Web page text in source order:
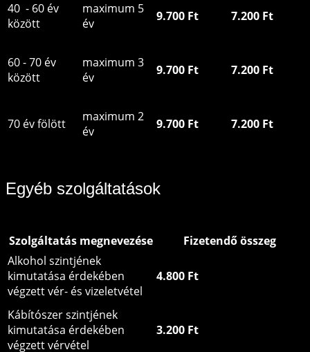
40 - 60 év
között
maximum 5
év
9.700 Ft 7.200 Ft
60 - 70 év
között
maximum 3
év
9.700 Ft 7.200 Ft
70 év fölött
maximum 2
év
9.700 Ft 7.200 Ft
Egyéb szolgáltatások
Szolgáltatás megnevezése
Fizetendő összeg
Alkohol szintjének
kimutatása érdekében
végzett vér- és vizeletvétel
4.800 Ft
Kábítószer szintjének
kimutatása érdekében
végzett vérvétel
3.200 Ft